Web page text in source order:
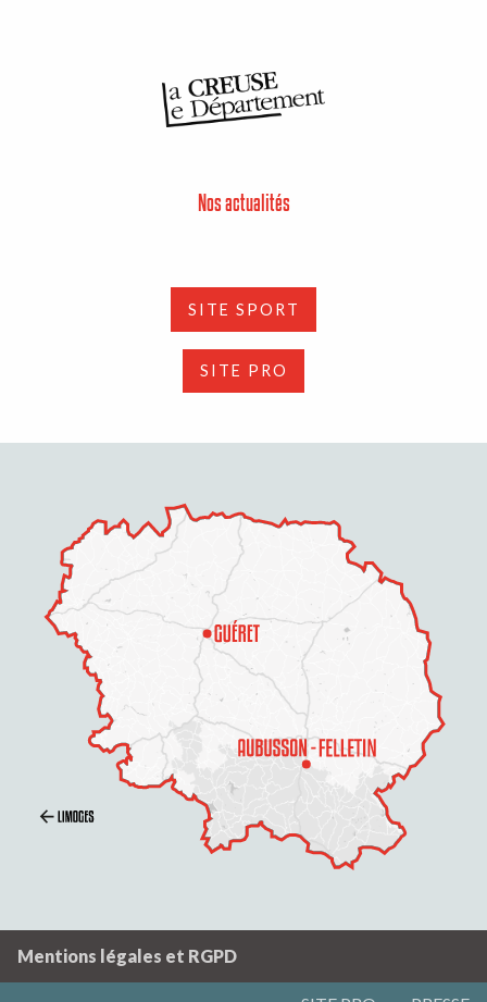
Nos actualités
SITE SPORT
SITE PRO
Mentions légales et RGPD